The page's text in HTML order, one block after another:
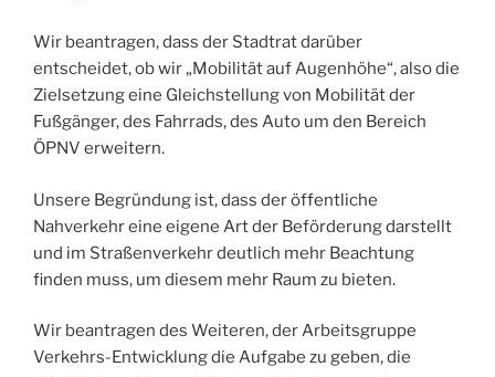
Wir beantragen, dass der Stadtrat darüber
entscheidet, ob wir „Mobilität auf Augenhöhe“, also die
Zielsetzung eine Gleichstellung von Mobilität der
Fußgänger, des Fahrrads, des Auto um den Bereich
ÖPNV erweitern.
Unsere Begründung ist, dass der öffentliche
Nahverkehr eine eigene Art der Beförderung darstellt
und im Straßenverkehr deutlich mehr Beachtung
finden muss, um diesem mehr Raum zu bieten.
Wir beantragen des Weiteren, der Arbeitsgruppe
Verkehrs-Entwicklung die Aufgabe zu geben, die